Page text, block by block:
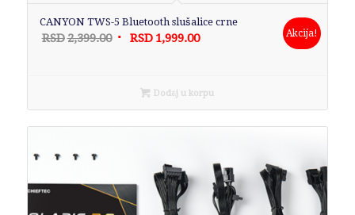
CANYON TWS-5 Bluetooth slušalice crne
RSD2,399.00 Originalna
RSD2,399.00.
RSD 1,999.00Trenutna
RSD1,999.00.
Akcija!
Dodaj u korpu